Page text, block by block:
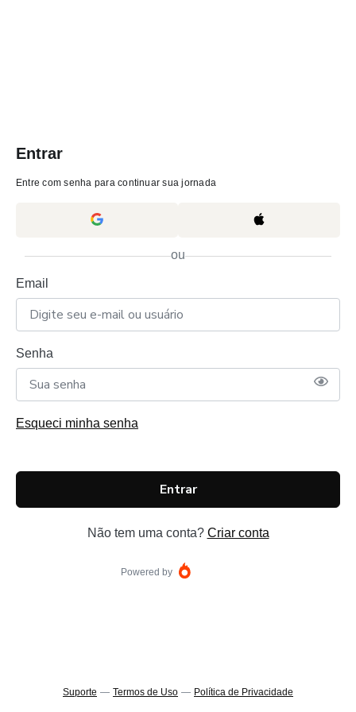
Entrar
Entre com senha para continuar sua jornada
ou
Email
Senha
Esqueci minha senha
Entrar
Não tem uma conta? Criar conta
Powered by
Suporte — Termos de Uso — Política de Privacidade